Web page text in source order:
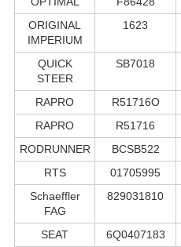
ORIGINAL
IMPERIUM
1623
QUICK
STEER
SB7018
RAPRO R51716O
RAPRO
R51716
RODRUNNER
BCSB522
RTS
01705995
Schaeffler
FAG
829031810
SEAT 6Q0407183